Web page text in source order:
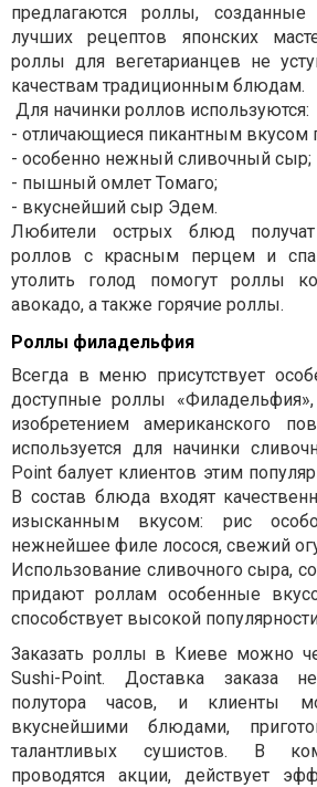
предлагаются роллы,
лучших рецептов японских
роллы для вегетарианцев не
качествам традиционным блюдам.
Для начинки роллов используются:
- отличающиеся пикантным вкусом
- особенно нежный сливочный сыр;
- пышный омлет Томаго;
- вкуснейший сыр Эдем.
Любители острых блюд
роллов с красным перцем и
утолить голод помогут роллы
авокадо, а также горячие роллы.
Роллы филадельфия
Всегда в меню присутствует
доступные роллы
изобретением американского
используется для начинки
Point балует клиентов этим
В состав блюда входят
изысканным вкусом: рис
нежнейшее филе лосося, свежий
Использование сливочного сыра,
придают роллам особенные
способствует высокой
Заказать роллы в Киеве можно
Sushi-Point. Доставка заказа
полутора часов, и клиенты
вкуснейшими блюдами,
талантливых сушистов. В
проводятся акции, действует